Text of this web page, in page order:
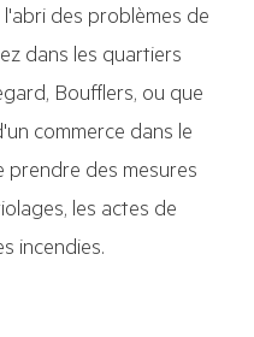
des problèmes de
dans les quartiers
Boufflers, ou que
commerce dans le
prendre des mesures
les actes de
incendies.